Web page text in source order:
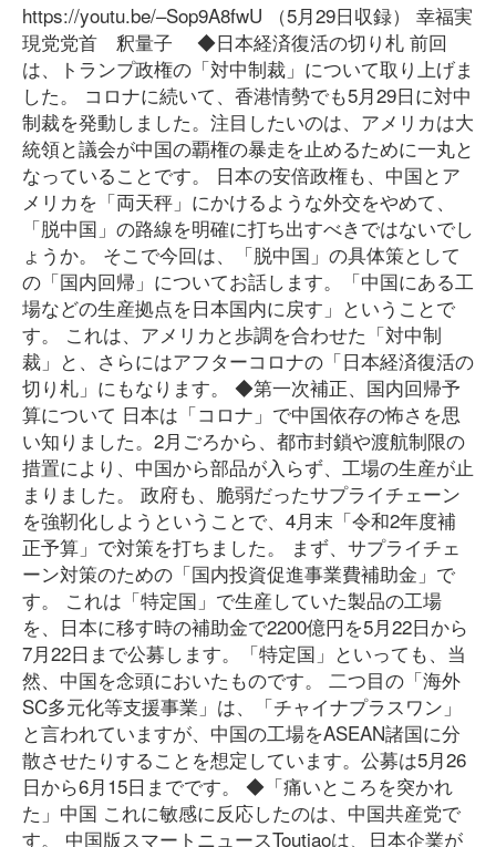
https://youtu.be/–Sop9A8fwU （5月29日収録） 幸福実
現党党首 釈量子 ◆日本経済復活の切り札 前回
は、トランプ政権の「対中制裁」について取り上げま
した。 コロナに続いて、香港情勢でも5月29日に対中
制裁を発動しました。注目したいのは、アメリカは大
統領と議会が中国の覇権の暴走を止めるために一丸と
なっていることです。 日本の安倍政権も、中国とア
メリカを「両天秤」にかけるような外交をやめて、
「脱中国」の路線を明確に打ち出すべきではないでし
ょうか。 そこで今回は、「脱中国」の具体策として
の「国内回帰」についてお話します。「中国にある工
場などの生産拠点を日本国内に戻す」ということで
す。 これは、アメリカと歩調を合わせた「対中制
裁」と、さらにはアフターコロナの「日本経済復活の
切り札」にもなります。 ◆第一次補正、国内回帰予
算について 日本は「コロナ」で中国依存の怖さを思
い知りました。2月ごろから、都市封鎖や渡航制限の
措置により、中国から部品が入らず、工場の生産が止
まりました。 政府も、脆弱だったサプライチェーン
を強靭化しようということで、4月末「令和2年度補
正予算」で対策を打ちました。 まず、サプライチェ
ーン対策のための「国内投資促進事業費補助金」で
す。 これは「特定国」で生産していた製品の工場
を、日本に移す時の補助金で2200億円を5月22日から
7月22日まで公募します。「特定国」といっても、当
然、中国を念頭においたものです。 二つ目の「海外
SC多元化等支援事業」は、「チャイナプラスワン」
と言われていますが、中国の工場をASEAN諸国に分
散させたりすることを想定しています。公募は5月26
日から6月15日までです。 ◆「痛いところを突かれ
た」中国 これに敏感に反応したのは、中国共産党で
す。 中国版スマートニュースToutiaoは、日本企業が